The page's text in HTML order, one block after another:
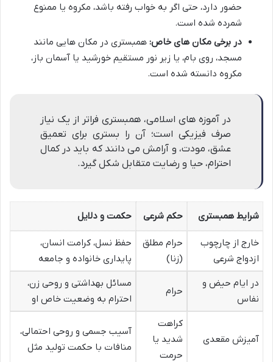
حضور دارد، حتی اگر به خواب رفته باشد، مکروه یا ممنوع
شمرده شده است.
در برخی مکان های خاص: همبستری در مکان هایی مانند
مسجد، روی بام، یا زیر نور مستقیم خورشید یا آسمان باز،
مکروه دانسته شده است.
در آموزه های اسلامی، همبستری فراتر از یک نیاز
صرف فیزیکی است؛ آن را بستری برای تعمیق
عشق، مودت، و آرامش می دانند که باید در کمال
احترام، حیا و رضایت متقابل شکل گیرد.
شرایط همبستری حکم شرعی حکمت و دلایل
خارج از چارچوب
ازدواج شرعی
حرام مطلق
(زنا)
حفظ نسل، کرامت انسان،
پایداری خانواده و جامعه
در ایام حیض و
نفاس
حرام
مسائل بهداشتی و روحی زن،
احترام به وضعیت خاص او
آمیزش مقعدی
کراهت
شدید یا
حرمت
آسیب جسمی و روحی احتمالی،
منافات با حکمت تولید مثل